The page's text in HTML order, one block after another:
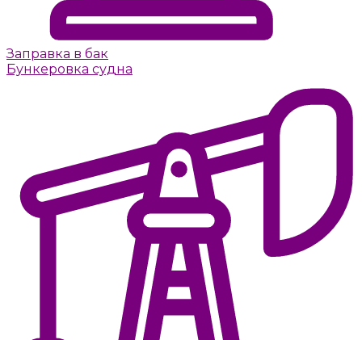
Заправка в бак
Бункеровка судна